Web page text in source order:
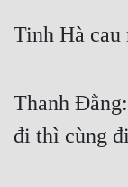
Quân Sự
Sắc
Sủng
Tinh Hà cau
Thanh
đi thì cùng